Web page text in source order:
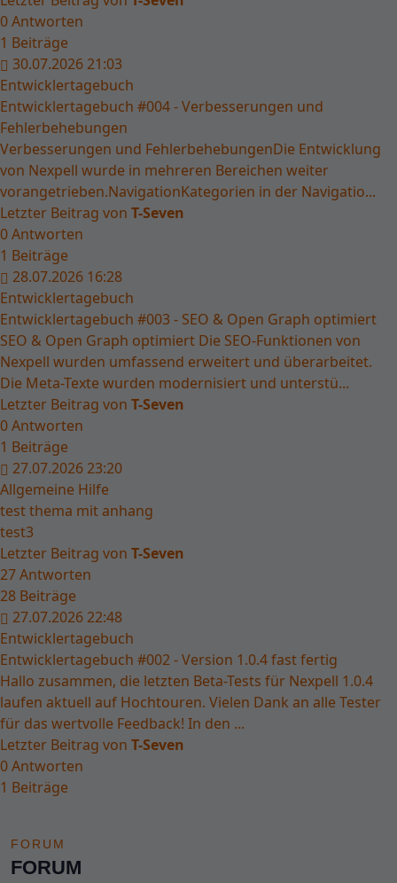
0Antworten
1 Beiträge
30.07.2026 21:03
Entwicklertagebuch
Entwicklertagebuch #004 - Verbesserungen und
Fehlerbehebungen
Verbesserungen und FehlerbehebungenDie Entwicklung
von Nexpell wurde in mehreren Bereichen weiter
vorangetrieben.NavigationKategorien in der Navigatio...
Letzter Beitrag von T-Seven
0Antworten
1 Beiträge
28.07.2026 16:28
Entwicklertagebuch
Entwicklertagebuch #003 - SEO & Open Graph optimiert
SEO & Open Graph optimiert Die SEO-Funktionen von
Nexpell wurden umfassend erweitert und überarbeitet.
Die Meta-Texte wurden modernisiert und unterstü...
Letzter Beitrag von T-Seven
0Antworten
1 Beiträge
27.07.2026 23:20
Allgemeine Hilfe
test thema mit anhang
test3
Letzter Beitrag von T-Seven
27Antworten
28 Beiträge
27.07.2026 22:48
Entwicklertagebuch
Entwicklertagebuch #002 - Version 1.0.4 fast fertig
Hallo zusammen, die letzten Beta-Tests für Nexpell 1.0.4
laufen aktuell auf Hochtouren. Vielen Dank an alle Tester
für das wertvolle Feedback! In den ...
Letzter Beitrag von T-Seven
0Antworten
1 Beiträge
FORUM
FORUM